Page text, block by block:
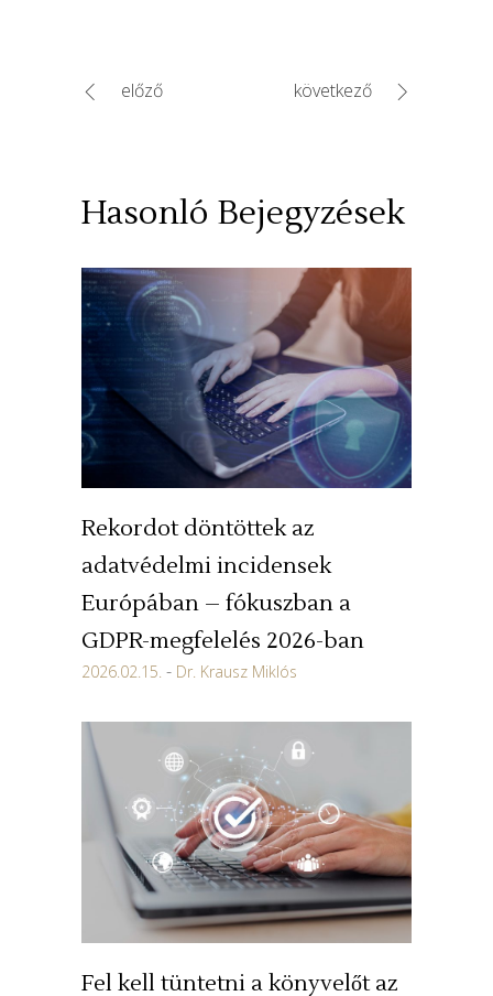
előző következő
Hasonló Bejegyzések
Rekordot döntöttek az
adatvédelmi incidensek
Európában – fókuszban a
GDPR-megfelelés 2026-ban
2026.02.15. Dr. Krausz Miklós
Fel kell tüntetni a könyvelőt az